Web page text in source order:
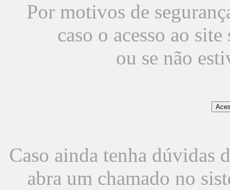
Por motivos de
caso o acesso ao
ou se não
Caso ainda tenha dúvidas
abra um chamado no